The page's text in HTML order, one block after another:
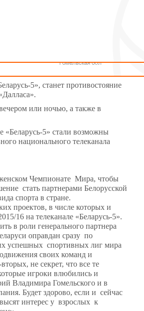
Гомельская обл
5», станет противостояние
или ночью, а также в
«Беларусь-5» стали возможны
национального телеканала
Чемпионате Мира, чтобы
стать партнерами Белорусской
спорта в стране.
проектов, в числе которых и
16 на телеканале «Беларусь-5».
в роли генерального партнера
оправдан сразу по
успешных спортивных лиг мира
своих команд и
не секрет, что все те
игроки влюбились и
Владимира Гомельского и в
Будет здорово, если и сейчас
интерес у взрослых к